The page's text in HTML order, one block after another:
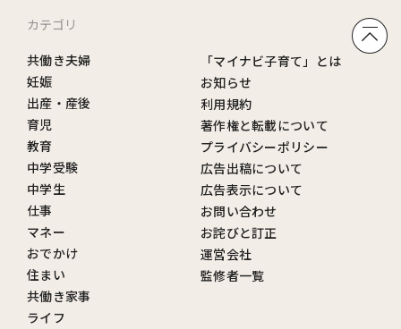
カテゴリ
共働き夫婦
妊娠
出産・産後
育児
教育
中学受験
中学生
仕事
マネー
おでかけ
住まい
共働き家事
ライフ
「マイナビ子育て」とは
お知らせ
利用規約
著作権と転載について
プライバシーポリシー
広告出稿について
広告表示について
お問い合わせ
お詫びと訂正
運営会社
監修者一覧